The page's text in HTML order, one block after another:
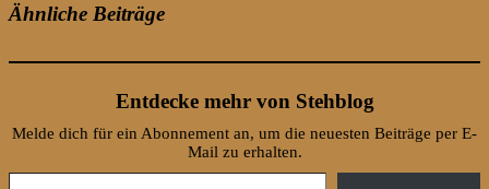
Ähnliche Beiträge
Entdecke mehr von Stehblog
Melde dich für ein Abonnement an, um die neuesten Beiträge per E-
Mail zu erhalten.
Gib deine E-Mail-Adresse ein ...